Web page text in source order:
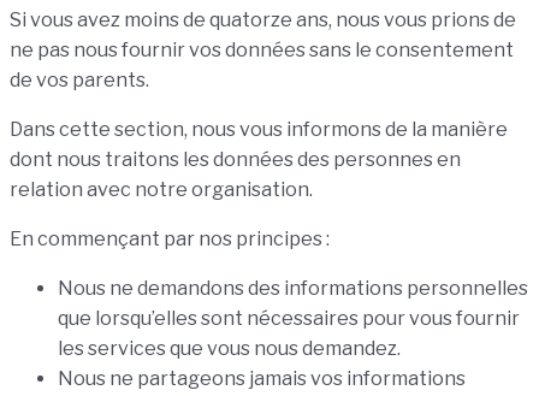
Si vous avez moins de quatorze ans, nous vous prions de
ne pas nous fournir vos données sans le consentement
de vos parents.
Dans cette section, nous vous informons de la manière
dont nous traitons les données des personnes en
relation avec notre organisation.
En commençant par nos principes :
Nous ne demandons des informations personnelles
que lorsqu’elles sont nécessaires pour vous fournir
les services que vous nous demandez.
Nous ne partageons jamais vos informations